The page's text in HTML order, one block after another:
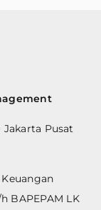
#2
Jakarta Pusat
BAPEPAM LK